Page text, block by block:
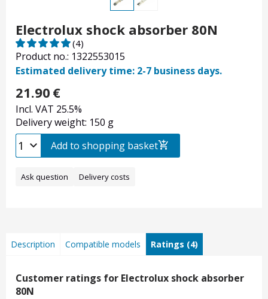
Electrolux shock absorber 80N
Product no.: 1322553015
(4)
Estimated delivery time: 2-7 business days.
21.90 €
Incl. VAT 25.5%
Delivery weight: 150 g
Add to shopping basket
Ask question Delivery costs
Description Compatible models Ratings (4)
Customer ratings for Electrolux shock absorber
80N